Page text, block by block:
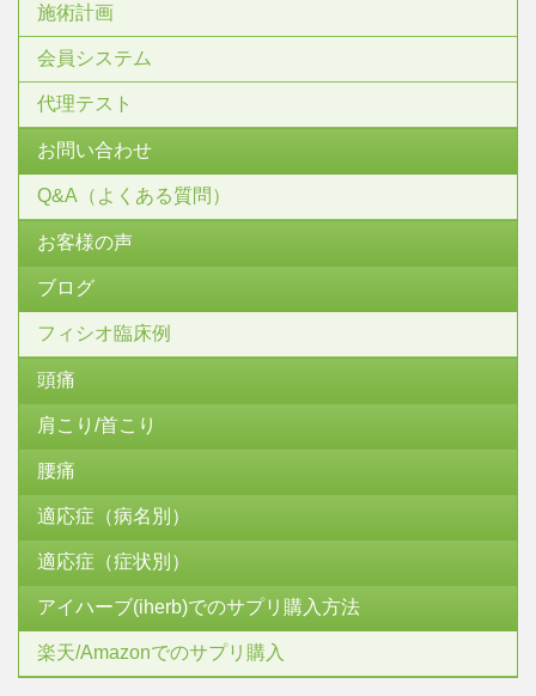
施術計画
会員システム
代理テスト
お問い合わせ
Q&A（よくある質問）
お客様の声
ブログ
フィシオ臨床例
頭痛
肩こり/首こり
腰痛
適応症（病名別）
適応症（症状別）
アイハーブ(iherb)でのサプリ購入方法
楽天/Amazonでのサプリ購入